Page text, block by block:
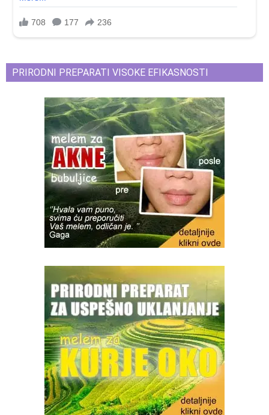
PRIRODNI PREPARATI VISOKE EFIKASNOSTI